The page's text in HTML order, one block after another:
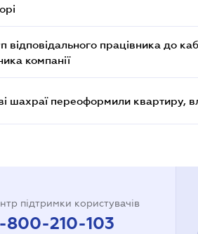
відповідального працівника до
компанії
шахраї переоформили квартиру,
підтримки користувачів
800-210-103